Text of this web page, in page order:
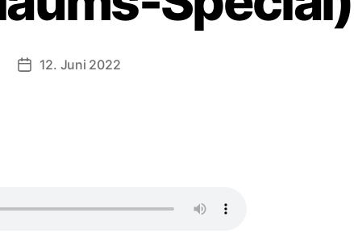
Veröffentlichungsdatum
12. Juni 2022